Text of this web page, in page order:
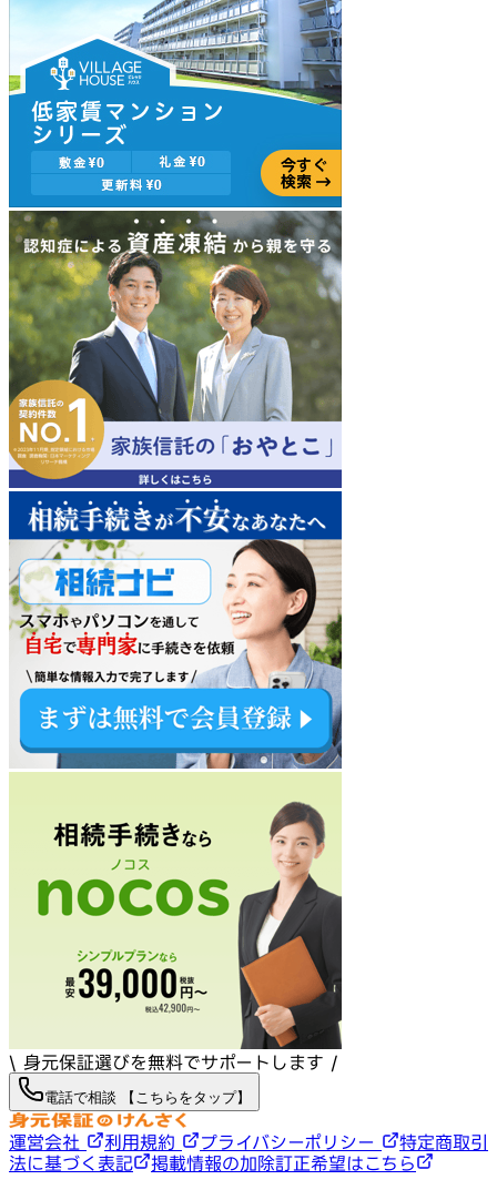
\ 身元保証選びを無料でサポートします /
電話で相談 【こちらをタップ】
運営会社 利用規約 プライバシーポリシー
特定商取引
法に基づく表記
掲載情報の加除訂正希望はこちら